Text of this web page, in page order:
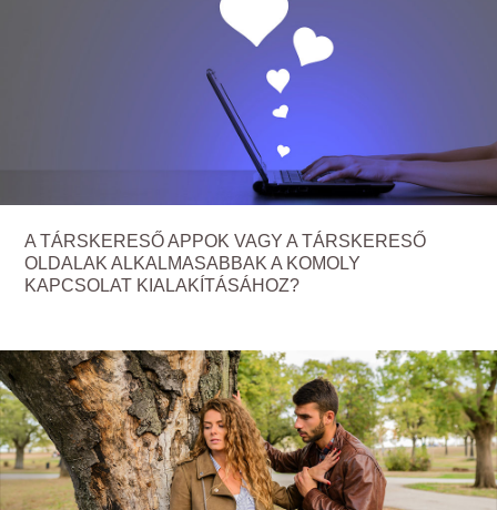
A TÁRSKERESŐ APPOK VAGY A TÁRSKERESŐ
OLDALAK ALKALMASABBAK A KOMOLY
KAPCSOLAT KIALAKÍTÁSÁHOZ?